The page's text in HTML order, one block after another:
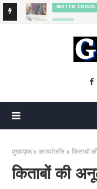
कब
मुख्यपृष्ठ काव्यांजलि किताबों
किताबों की